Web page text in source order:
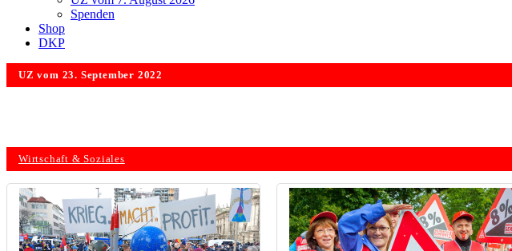
Spenden
Shop
DKP
UZ vom 23. September 2022
Wirtschaft & Soziales